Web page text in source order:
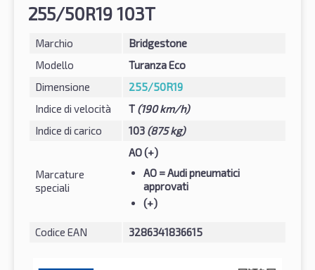
255/50R19 103T
Marchio
Bridgestone
Modello
Turanza Eco
Dimensione
255/50R19
Indice di velocità
T (190 km/h)
Indice di carico
103 (875 kg)
Marcature
speciali
AO (+)
AO = Audi pneumatici
approvati
(+)
Codice EAN 3286341836615